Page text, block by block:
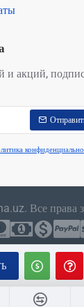
и акций,
Все права